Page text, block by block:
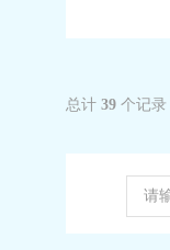
总计 39 个记录